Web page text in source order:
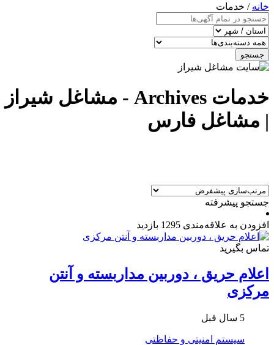
خانه / خدمات
جستجو
خدمات Archives - مشاغل شیراز
| مشاغل فارس
جستجو پیشرفته
افزودن به علاقه‌مندی 1295 بازدید
تماس بگیرید
اعلام حریق ، دوربین مداربسته و آنتن
مرکزی
5 سال قبل
سیستم امنیتی و حفاظتی